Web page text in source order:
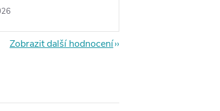
Zobrazit další hodnocení